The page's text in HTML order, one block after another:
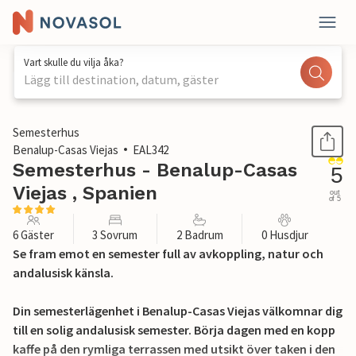
Vart skulle du vilja åka?
Lägg till destination, datum, gäster
1 / 17
Semesterhus
Benalup-Casas Viejas
EAL342
Semesterhus - Benalup-Casas
Viejas , Spanien
5
out
of 5
6 Gäster 3 Sovrum 2 Badrum 0 Husdjur
Se fram emot en semester full av avkoppling, natur och
andalusisk känsla.
Din semesterlägenhet i Benalup-Casas Viejas välkomnar dig
till en solig andalusisk semester. Börja dagen med en kopp
kaffe på den rymliga terrassen med utsikt över taken i den